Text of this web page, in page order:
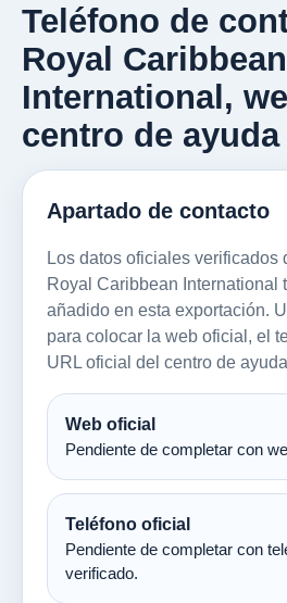
Teléfono de
Royal Caribbean
International,
centro de ayuda
Apartado de contacto
Los datos oficiales verificados
Royal Caribbean International
añadido en esta exportación.
para colocar la web oficial, el
URL oficial del centro de
Web oficial
Pendiente de completar con
Teléfono oficial
Pendiente de completar con
verificado.